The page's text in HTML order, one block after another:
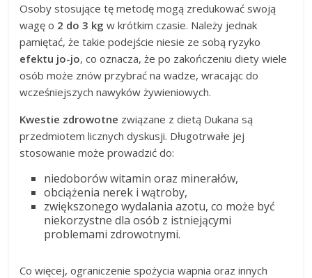
Osoby stosujące tę metodę mogą zredukować swoją
wagę o 2 do 3 kg w krótkim czasie. Należy jednak
pamiętać, że takie podejście niesie ze sobą ryzyko
efektu jo-jo, co oznacza, że po zakończeniu diety wiele
osób może znów przybrać na wadze, wracając do
wcześniejszych nawyków żywieniowych.
Kwestie zdrowotne związane z dietą Dukana są
przedmiotem licznych dyskusji. Długotrwałe jej
stosowanie może prowadzić do:
niedoborów witamin oraz minerałów,
obciążenia nerek i wątroby,
zwiększonego wydalania azotu, co może być
niekorzystne dla osób z istniejącymi
problemami zdrowotnymi.
Co więcej, ograniczenie spożycia wapnia oraz innych